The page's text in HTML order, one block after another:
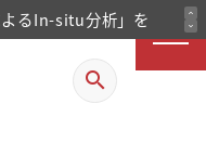
よるIn-situ分析」を
expand_less
expand_more
search